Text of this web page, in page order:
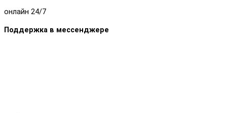
онлайн 24/7
Поддержка в мессенджере